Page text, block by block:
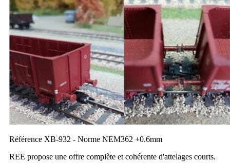
Référence XB-932 - Norme NEM362 +0.6mm
REE propose une offre complète et cohérente d'attelages courts.